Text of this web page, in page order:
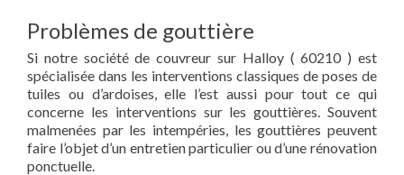
Problèmes de gouttière
Si notre société de couvreur sur Halloy ( 60210 ) est
spécialisée dans les interventions classiques de poses de
tuiles ou d’ardoises, elle l’est aussi pour tout ce qui
concerne les interventions sur les gouttières. Souvent
malmenées par les intempéries, les gouttières peuvent
faire l’objet d’un entretien particulier ou d’une rénovation
ponctuelle.